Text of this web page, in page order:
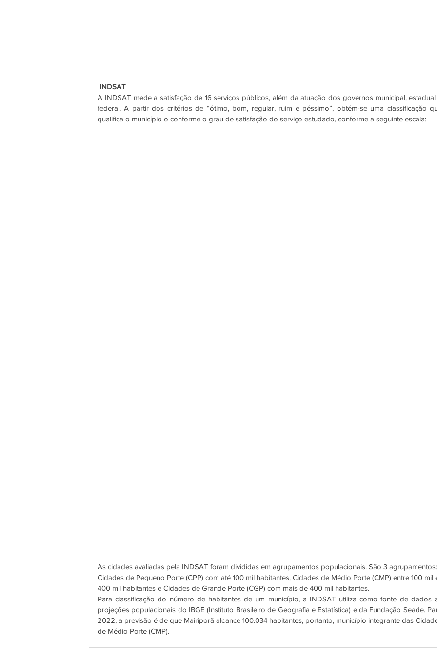
INDSAT
A INDSAT mede a satisfação de 16 serviços públicos, além da atuação dos governos municipal,
federal. A partir dos critérios de “ótimo, bom, regular, ruim e péssimo”, obtém-se uma classificação
qualifica o município o conforme o grau de satisfação do serviço estudado, conforme a seguinte escala:
As cidades avaliadas pela INDSAT foram divididas em agrupamentos populacionais. São 3
Cidades de Pequeno Porte (CPP) com até 100 mil habitantes, Cidades de Médio Porte (CMP) entre 100 mil
400 mil habitantes e Cidades de Grande Porte (CGP) com mais de 400 mil habitantes.
Para classificação do número de habitantes de um município, a INDSAT utiliza como fonte de dados
projeções populacionais do IBGE (Instituto Brasileiro de Geografia e Estatística) e da Fundação Seade.
2022, a previsão é de que Mairiporã alcance 100.034 habitantes, portanto, município integrante das
de Médio Porte (CMP).